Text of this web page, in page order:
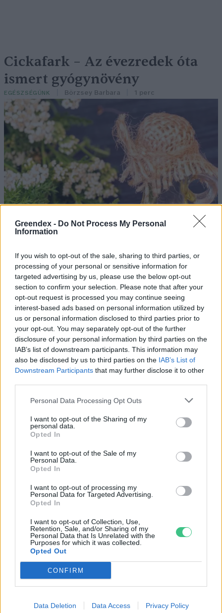
Greendex - Do Not Process My Personal
Information
If you wish to opt-out of the sale, sharing to third parties, or
processing of your personal or sensitive information for
targeted advertising by us, please use the below opt-out
section to confirm your selection. Please note that after your
opt-out request is processed you may continue seeing
interest-based ads based on personal information utilized by
us or personal information disclosed to third parties prior to
your opt-out. You may separately opt-out of the further
disclosure of your personal information by third parties on the
IAB’s list of downstream participants. This information may
also be disclosed by us to third parties on the IAB’s List of
Downstream Participants that may further disclose it to other
Personal Data Processing Opt Outs
I want to opt-out of the Sharing of my
personal data.
Opted In
I want to opt-out of the Sale of my
Personal Data.
Opted In
I want to opt-out of processing my
Personal Data for Targeted Advertising.
Opted In
I want to opt-out of Collection, Use,
Retention, Sale, and/or Sharing of my
Personal Data that Is Unrelated with the
Purposes for which it was collected.
Opted Out
CONFIRM
Data Deletion Data Access Privacy Policy
Cickafark – Az évezredek óta
ismert gyógynövény
EGÉSZSÉGÜNK Börzsey Barbara 1 perc
Ezt a növényt már az őskorban is ismerték, a népi gyógyászatban
pedig ma is számos betegség ellen használják.
Születésnapi programokkal várja a
hétvégén a közönséget a 160 éves
Fővárosi Állatkert
ÉLŐ BOLYGÓNK
a legjobb lelőhelyek!